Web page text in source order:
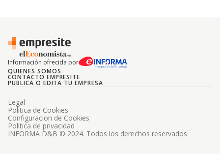
Información ofrecida por
QUIENES SOMOS
CONTACTO EMPRESITE
PUBLICA O EDITA TU EMPRESA
INFORMA D&B © 2024. Todos los derechos reservados
Legal
Politica de Cookies
Configuracion de Cookies
Politica de privacidad